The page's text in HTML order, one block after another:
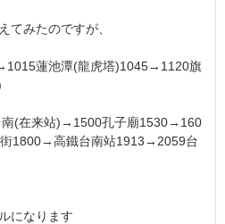
てみたのですが、
蓮池潭(龍虎塔)1045→1120旗
(在来站)→1500孔子廟1530→160
1800→高鐵台南站1913→2059台
になります